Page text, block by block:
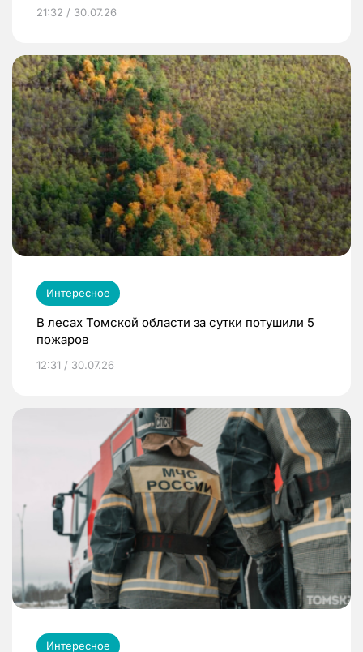
21:32 / 30.07.26
Интересное
В лесах Томской области за сутки потушили 5
пожаров
12:31 / 30.07.26
Интересное